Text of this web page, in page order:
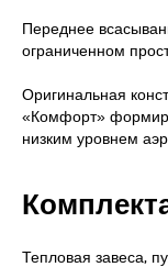
Переднее
ограниченном
Оригинальная
«Комфорт»
низким уровнем
Тепловая завеса,